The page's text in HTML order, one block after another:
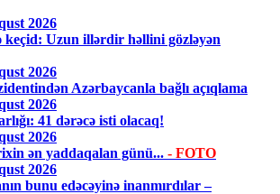
2026
keçid: Uzun illərdir həllini gözləyən
2026
Azərbaycanla bağlı açıqlama
2026
41 dərəcə isti olacaq!
2026
ən yaddaqalan günü... - FOTO
2026
bunu edəcəyinə inanmırdılar –